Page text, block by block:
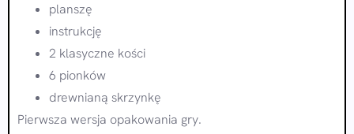
planszę
instrukcję
2 klasyczne kości
6 pionków
drewnianą skrzynkę
Pierwsza wersja opakowania gry.